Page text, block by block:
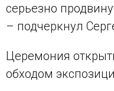
серьезно
– подчеркнул
Церемония
обходом